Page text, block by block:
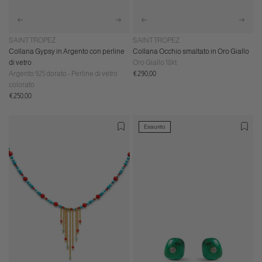
SAINT TROPEZ
Collana Gypsy in Argento con perline
di vetro
Argento 925 dorato - Perline di vetro
colorato
Prezzo
€250,00
SAINT TROPEZ
Collana Occhio smaltato in Oro Giallo
Oro Giallo 18kt
Prezzo
€290,00
Esaurito